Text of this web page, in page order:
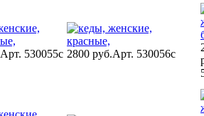
Арт. 530055c 2800 руб.Арт. 530056c